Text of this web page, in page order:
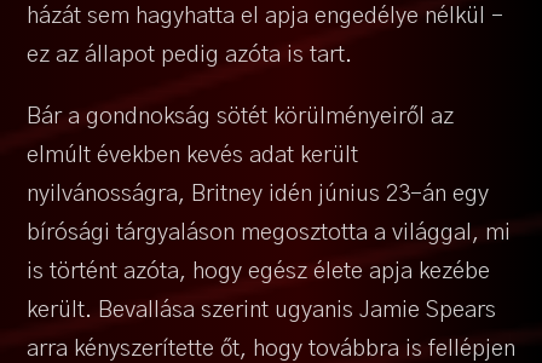
házát sem hagyhatta el apja engedélye nélkül –
ez az állapot pedig azóta is tart.
Bár a gondnokság sötét körülményeiről az
elmúlt években kevés adat került
nyilvánosságra, Britney idén június 23-án egy
bírósági tárgyaláson megosztotta a világgal, mi
is történt azóta, hogy egész élete apja kezébe
került. Bevallása szerint ugyanis Jamie Spears
arra kényszerítette őt, hogy továbbra is fellépjen